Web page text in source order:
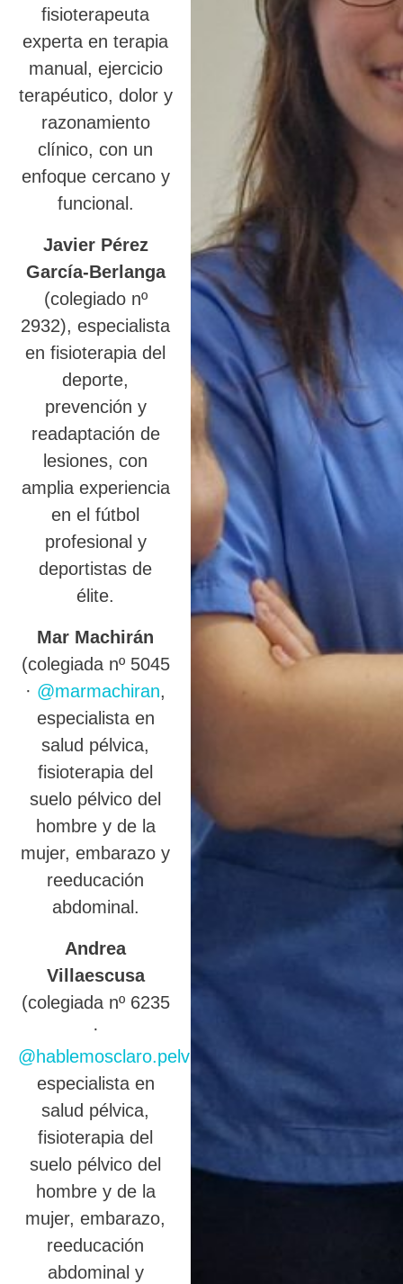
fisioterapeuta
experta en terapia
manual, ejercicio
terapéutico, dolor y
razonamiento
clínico, con un
enfoque cercano y
funcional.
Javier Pérez
García-Berlanga
(colegiado nº
2932), especialista
en fisioterapia del
deporte,
prevención y
readaptación de
lesiones, con
amplia experiencia
en el fútbol
profesional y
deportistas de
élite.
Mar Machirán
(colegiada nº 5045
· @marmachiran,
especialista en
salud pélvica,
fisioterapia del
suelo pélvico del
hombre y de la
mujer, embarazo y
reeducación
abdominal.
Andrea
Villaescusa
(colegiada nº 6235
·
@hablemosclaro.pelvic
),
especialista en
salud pélvica,
fisioterapia del
suelo pélvico del
hombre y de la
mujer, embarazo,
reeducación
abdominal y